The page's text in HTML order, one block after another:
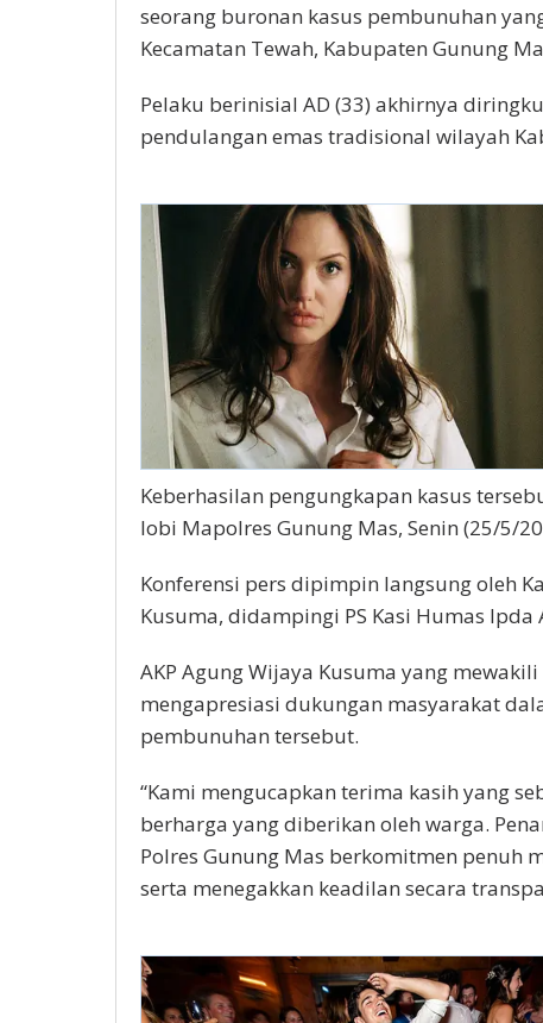
seorang buronan kasus pembunuhan
Kecamatan Tewah, Kabupaten Gunung
Pelaku berinisial AD (33) akhirnya
pendulangan emas tradisional wilayah
Keberhasilan pengungkapan kasus
lobi Mapolres Gunung Mas, Senin (25/5/
Konferensi pers dipimpin langsung oleh
Kusuma, didampingi PS Kasi Humas Ipda
AKP Agung Wijaya Kusuma yang
mengapresiasi dukungan masyarakat
pembunuhan tersebut.
“Kami mengucapkan terima kasih yang
berharga yang diberikan oleh warga.
Polres Gunung Mas berkomitmen penuh
serta menegakkan keadilan secara